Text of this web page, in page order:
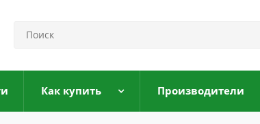
Как купить Производители